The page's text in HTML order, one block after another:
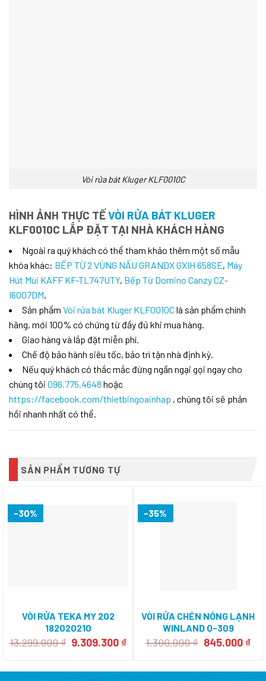
Vòi rửa bát Kluger KLF0010C
HÌNH ẢNH THỰC TẾVÒI RỬA BÁT KLUGER
KLF0010C LẮP ĐẶT TẠI NHÀ KHÁCH HÀNG
Ngoài ra quý khách có thể tham khảo thêm một số mẫu
khóa khác: BẾP TỪ 2 VÙNG NẤU GRANDX GXIH 658SE, Máy
Hút Mùi KAFF KF-TL747UTY, Bếp Từ Domino Canzy CZ-
I6007DM,
Sản phẩm Vòi rửa bát Kluger KLF0010C là sản phẩm chính
hãng, mới 100% có chứng từ đầy đủ khi mua hàng.
Giao hàng và lắp đặt miễn phí.
Chế độ bảo hành siêu tốc, bảo trì tận nhà định kỳ.
Nếu quý khách có thắc mắc đừng ngần ngại gọi ngay cho
chúng tôi 096.775.4648 hoặc
https://facebook.com/thietbingoainhap , chúng tôi sẽ phản
hồi nhanh nhất có thể.
SẢN PHẨM TƯƠNG TỰ
-30%
VÒI RỬA TEKA MY 202
182020210
13.299.000₫ Giá
13.299.000 ₫.
9.309.300 ₫Giá
là:
-35%
VÒI RỬA CHÉN NÓNG LẠNH
WINLAND Q-309
1.300.000₫ Giá
1.300.000 ₫.
845.000 ₫Giá
là: